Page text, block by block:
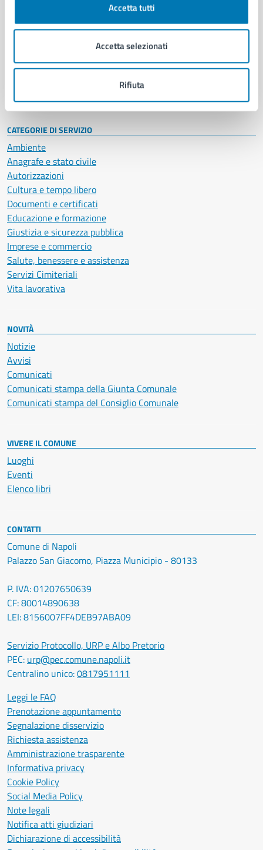
Accetta tutti
Accetta selezionati
Rifiuta
Enti e fondazioni
Personale amministrativo
Intranet, posta aziendale e protocollo
CATEGORIE DI SERVIZIO
Ambiente
Anagrafe e stato civile
Autorizzazioni
Cultura e tempo libero
Documenti e certificati
Educazione e formazione
Giustizia e sicurezza pubblica
Imprese e commercio
Salute, benessere e assistenza
Servizi Cimiteriali
Vita lavorativa
NOVITÀ
Notizie
Avvisi
Comunicati
Comunicati stampa della Giunta Comunale
Comunicati stampa del Consiglio Comunale
VIVERE IL COMUNE
Luoghi
Eventi
Elenco libri
CONTATTI
Comune di Napoli
Palazzo San Giacomo, Piazza Municipio - 80133
P. IVA: 01207650639
CF: 80014890638
LEI: 8156007FF4DEB97ABA09
Servizio Protocollo, URP e Albo Pretorio
PEC: urp@pec.comune.napoli.it
Centralino unico:0817951111
Leggi le FAQ
Prenotazione appuntamento
Segnalazione disservizio
Richiesta assistenza
Amministrazione trasparente
Informativa privacy
Cookie Policy
Social Media Policy
Note legali
Notifica atti giudiziari
Dichiarazione di accessibilità